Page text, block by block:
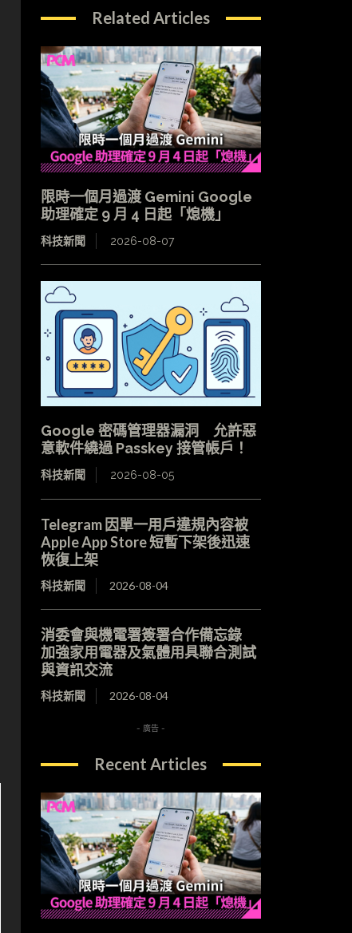
Related Articles
限時一個月過渡 Gemini Google
助理確定 9 月 4 日起「熄機」
科技新聞 2026-08-07
Google 密碼管理器漏洞 允許惡
意軟件繞過 Passkey 接管帳戶！
科技新聞 2026-08-05
Telegram 因單一用戶違規內容被
Apple App Store 短暫下架後迅速
恢復上架
科技新聞 2026-08-04
消委會與機電署簽署合作備忘錄
加強家用電器及氣體用具聯合測試
與資訊交流
科技新聞 2026-08-04
- 廣告 -
Recent Articles